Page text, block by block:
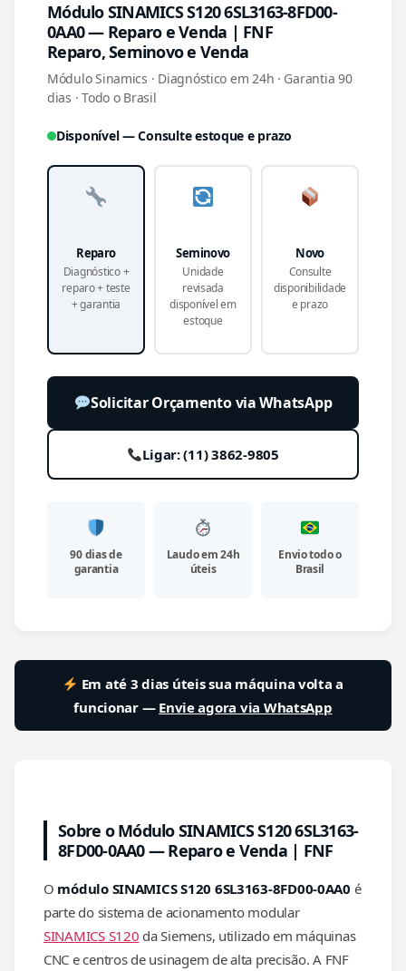
Módulo SINAMICS S120 6SL3163-8FD00-
0AA0 — Reparo e Venda | FNF
Reparo, Seminovo e Venda
Módulo Sinamics · Diagnóstico em 24h · Garantia 90
dias · Todo o Brasil
Disponível — Consulte estoque e prazo
Reparo
Diagnóstico +
reparo + teste
+ garantia
Seminovo
Unidade
revisada
disponível em
estoque
Novo
Consulte
disponibilidade
e prazo
Solicitar Orçamento via WhatsApp
Ligar: (11) 3862-9805
90 dias de
garantia
Laudo em 24h
úteis
Envio todo o
Brasil
Em até 3 dias úteis sua máquina volta a
funcionar — Envie agora via WhatsApp
Sobre o Módulo SINAMICS S120 6SL3163-
8FD00-0AA0 — Reparo e Venda | FNF
O módulo SINAMICS S120 6SL3163-8FD00-0AA0 é
parte do sistema de acionamento modular
SINAMICS S120 da Siemens, utilizado em máquinas
CNC e centros de usinagem de alta precisão. A FNF